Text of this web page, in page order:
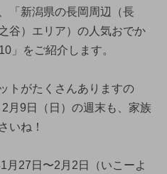
「新潟県の長岡周辺（長
谷）エリア）の人気おでか
」をご紹介します。
トがたくさんありますの
月9日（日）の週末も、家族
いね！
27日〜2月2日（いこーよ